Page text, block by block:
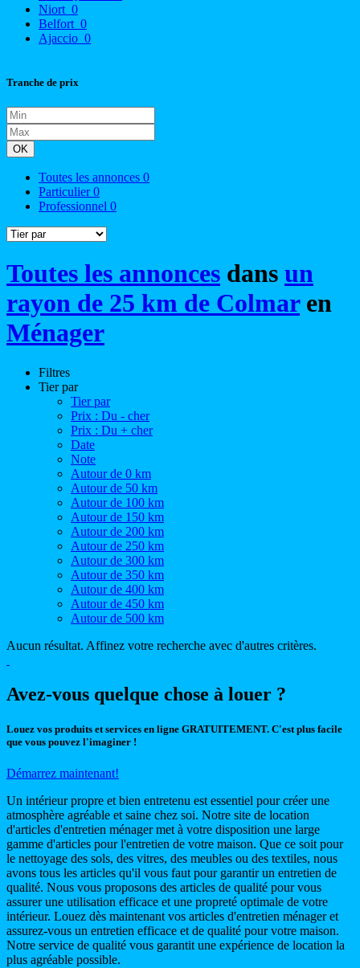
Niort 0
Belfort 0
Ajaccio 0
Tranche de prix
OK
Toutes les annonces 0
Particulier0
Professionnel 0
Toutes les annonces dans un
rayon de 25 km de Colmaren
Ménager
Filtres
Tier par
Tier par
Prix : Du - cher
Prix : Du + cher
Date
Note
Autour de 0 km
Autour de 50 km
Autour de 100 km
Autour de 150 km
Autour de 200 km
Autour de 250 km
Autour de 300 km
Autour de 350 km
Autour de 400 km
Autour de 450 km
Autour de 500 km
Aucun résultat. Affinez votre recherche avec d'autres critères.
Avez-vous quelque chose à louer ?
Louez vos produits et services en ligne GRATUITEMENT. C'est plus facile
que vous pouvez l'imaginer !
Démarrez maintenant!
Un intérieur propre et bien entretenu est essentiel pour créer une
atmosphère agréable et saine chez soi. Notre site de location
d'articles d'entretien ménager met à votre disposition une large
gamme d'articles pour l'entretien de votre maison. Que ce soit pour
le nettoyage des sols, des vitres, des meubles ou des textiles, nous
avons tous les articles qu'il vous faut pour garantir un entretien de
qualité. Nous vous proposons des articles de qualité pour vous
assurer une utilisation efficace et une propreté optimale de votre
intérieur. Louez dès maintenant vos articles d'entretien ménager et
assurez-vous un entretien efficace et de qualité pour votre maison.
Notre service de qualité vous garantit une expérience de location la
plus agréable possible.